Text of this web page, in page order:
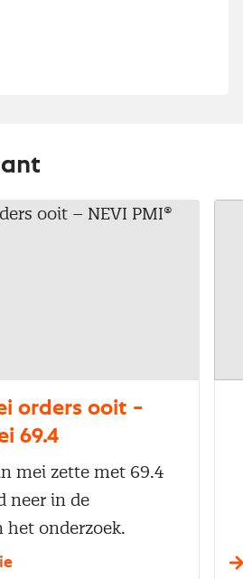
orders ooit –
69.4
mei zette met 69.4
neer in de
het onderzoek.